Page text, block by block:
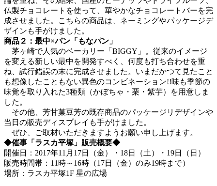
仏製チョコレートを使って、華やかなチョコレートバーを完
成させました。こちらの商品は、ネーミングやパッケージデ
ザインも手がけました。
商品２：最中×パン「もなパン」
茅ヶ崎で人気のベーカリー「BIGGY」。従来のイメージ
を変える新しい最中を開発すべく、何度も打ち合わせを重
ね、試行錯誤の末に完成させました。いまだかつて見たこと
も想像したこともない異色のコンビネーション!!味も季節の
味覚を取り入れた3種類（かぼちゃ・栗・紫芋）を用意しま
した。
その他、芳甘菓豆芳の既存商品のパッケージリデザインや
当日の販売ディスプレイも手がけました。
ぜひ、ご取材いただきますようお願い申し上げます。
◆催事「ラスカ平塚」販売概要◆
開催日：2017年11月17日（金）・18日（土）・19日（日）
販売時間帯：11時～16時（17日（金）のみ19時まで）
場所：ラスカ平塚1F 星の広場